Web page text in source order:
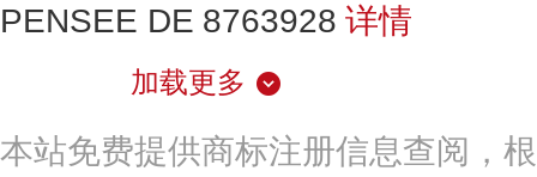
PENSEE DE 8763928 详情
加载更多
本站免费提供商标注册信息查阅，